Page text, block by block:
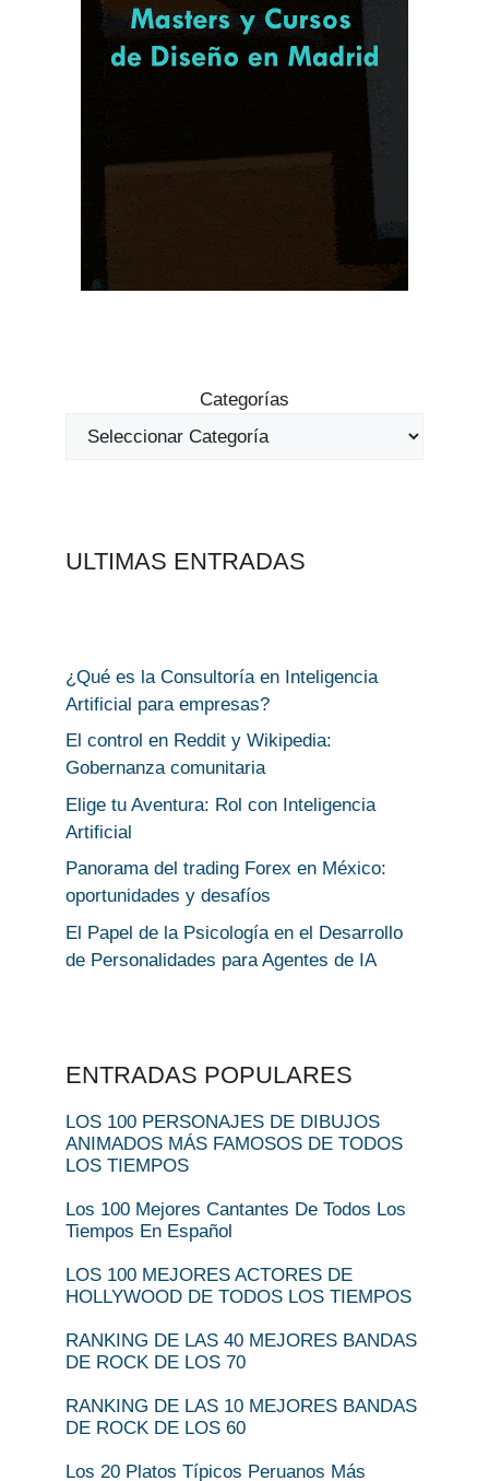
Categorías
ULTIMAS ENTRADAS
¿Qué es la Consultoría en Inteligencia
Artificial para empresas?
El control en Reddit y Wikipedia:
Gobernanza comunitaria
Elige tu Aventura: Rol con Inteligencia
Artificial
Panorama del trading Forex en México:
oportunidades y desafíos
El Papel de la Psicología en el Desarrollo
de Personalidades para Agentes de IA
ENTRADAS POPULARES
LOS 100 PERSONAJES DE DIBUJOS
ANIMADOS MÁS FAMOSOS DE TODOS
LOS TIEMPOS
Los 100 Mejores Cantantes De Todos Los
Tiempos En Español
LOS 100 MEJORES ACTORES DE
HOLLYWOOD DE TODOS LOS TIEMPOS
RANKING DE LAS 40 MEJORES BANDAS
DE ROCK DE LOS 70
RANKING DE LAS 10 MEJORES BANDAS
DE ROCK DE LOS 60
Los 20 Platos Típicos Peruanos Más